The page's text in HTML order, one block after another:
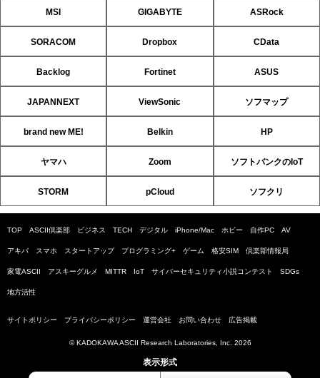
MSI GIGABYTE ASRock
SORACOM Dropbox CData
Backlog Fortinet ASUS
JAPANNEXT ViewSonic ソフマップ
brand new ME! Belkin HP
ヤマハ Zoom ソフトバンクのIoT
STORM pCloud ソフクリ
TOP ASCII倶楽部 ビジネス TECH デジタル iPhone/Mac ホビー 自作PC AV
アキバ スマホ スタートアップ プログラミング+ ゲーム 格安SIM 倶楽部情報局
家電ASCII アスキーグルメ MITTR IoT サイバーセキュリティ小説コンテスト SDGs
地方活性
サイトポリシー プライバシーポリシー 運営会社 お問い合わせ 広告掲載
© KADOKAWA ASCII Research Laboratories, Inc. 2026
表示形式